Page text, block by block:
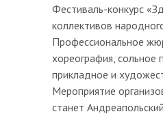
Фестиваль-конкурс
коллективов
Профессиональное
хореография, сольное
прикладное и
Мероприятие
станет